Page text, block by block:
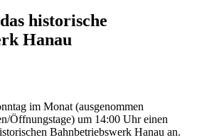
historische
Hanau
im Monat (ausgenommen
Öffnungstage) um 14:00 Uhr einen
Bahnbetriebswerk Hanau an.